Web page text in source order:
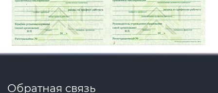
Обратная связь